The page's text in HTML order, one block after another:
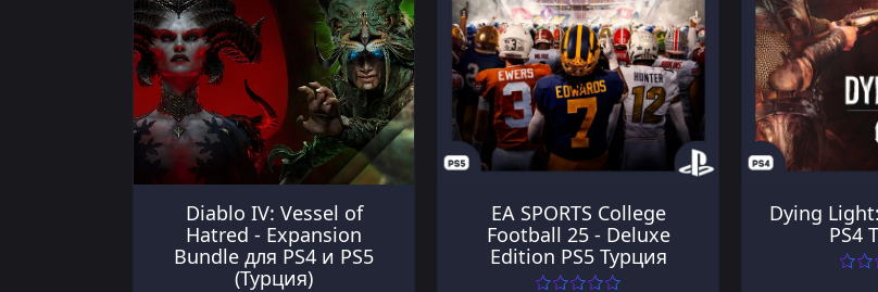
Diablo IV: Vessel of
Hatred - Expansion
Bundle для PS4 и PS5
(Турция)
EA SPORTS College
Football 25 - Deluxe
Edition PS5 Турция
Dying
PS4